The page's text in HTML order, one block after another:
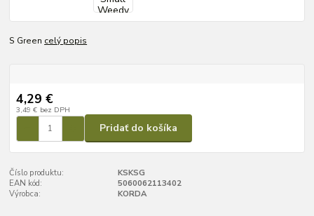
S Green celý popis
4,29 €
3,49 € bez DPH
Pridať do košíka
Číslo produktu:
KSKSG
EAN kód:
5060062113402
Výrobca:
KORDA